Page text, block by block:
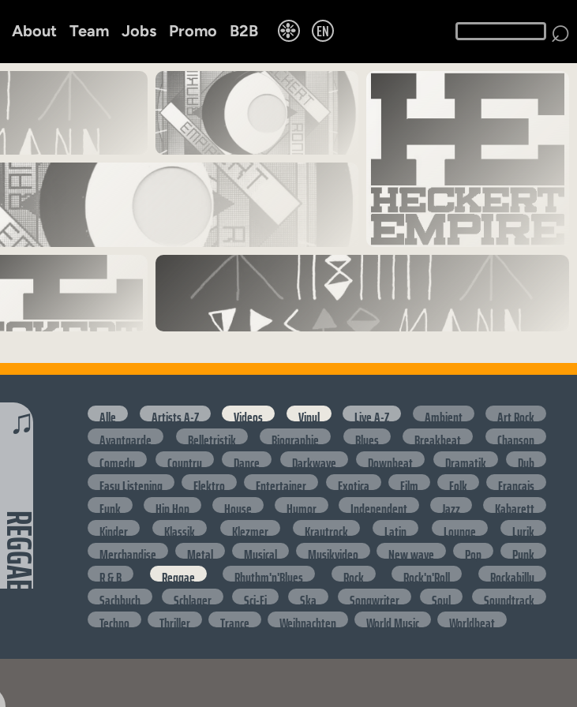
About Team Jobs Promo B2B ❉ EN ⌕
♫
REGGAE
Alle Artists A-Z Videos Vinyl Live A-Z Ambient
Art Rock
Avantgarde
Belletristik Biographie Blues Breakbeat
Chanson
Comedy
Country Dance Darkwave Downbeat Dramatik
Dub
Easy Listening
Elektro Entertainer Exotica Film Folk
Francais
Funk
Hip Hop House Humor Independent Jazz
Kabarett
Kinder
Klassik Klezmer Krautrock Latin Lounge
Lyrik
Merchandise
Metal Musical Musikvideo New wave Pop
Punk
R & B
Reggae Rhythm'n'Blues Rock Rock'n'Roll
Rockabilly
Sachbuch
Schlager Sci-Fi Ska Songwriter Soul
Soundtrack
Techno
Thriller Trance Weihnachten World Music Worldbeat